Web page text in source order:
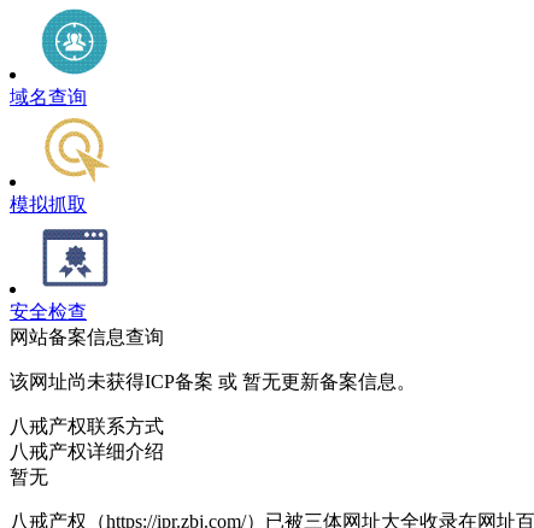
域名查询
模拟抓取
安全检查
网站备案信息查询
该网址尚未获得ICP备案 或 暂无更新备案信息。
八戒产权联系方式
八戒产权详细介绍
暂无
八戒产权（https://ipr.zbj.com/）已被三体网址大全收录在网址